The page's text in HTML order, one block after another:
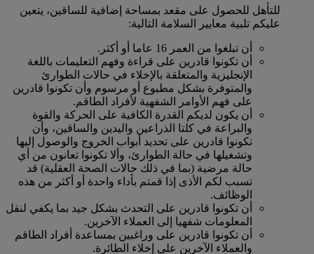
للتأهل للحصول على مقعد بمساحة إضافية للساقين، يتعين
عليكم تلبية معايير السلامة التالية:
أن تبلغوا من العمر 16 عاما أو أكثر.
أن تكونوا قادرين على قراءة وفهم التعليمات باللغة
الإنجليزية والمتعلقة بالإخلاء في حالات الطوارئ
والمتوفرة بشكل مطبوع أو مرسوم وأن تكونوا قادرين
على فهم الأوامر الشفهية لأفراد الطاقم.
أن يكون لديكم القدرة الكافية على الحركة والقوة
والبراعة في كلتا الذراعين واليدين والساقين، وأن
تكونوا قادرين على تحديد أبواب الخروج والوصول إليها
وتشغيلها في حالة الطوارئ، وألا تكونوا تعانون من أي
حالة مرضية (بما في ذلك حالات الصحة العقلية) قد
تسبب لكم الأذى إذا قمتم بأداء واحدة أو أكثر من هذه
الوظائف.
أن تكونوا قادرين على التحدث بشكل جيد بما يكفي لنقل
المعلومات شفهيا إلى العملاء الآخرين.
أن تكونوا قادرين على وراغبين بمساعدة أفراد الطاقم
والعملاء الآخرين على إخلاء الطائرة.